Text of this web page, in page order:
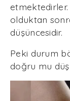
olduktan
düşüncesidir.
Peki durum
doğru mu